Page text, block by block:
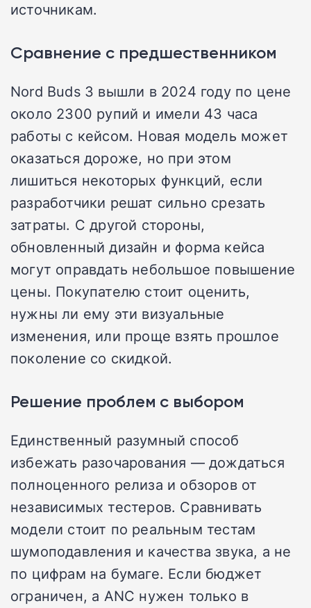
источникам.
Сравнение с предшественником
Nord Buds 3 вышли в 2024 году по цене
около 2300 рупий и имели 43 часа
работы с кейсом. Новая модель может
оказаться дороже, но при этом
лишиться некоторых функций, если
разработчики решат сильно срезать
затраты. С другой стороны,
обновленный дизайн и форма кейса
могут оправдать небольшое повышение
цены. Покупателю стоит оценить,
нужны ли ему эти визуальные
изменения, или проще взять прошлое
поколение со скидкой.
Решение проблем с выбором
Единственный разумный способ
избежать разочарования — дождаться
полноценного релиза и обзоров от
независимых тестеров. Сравнивать
модели стоит по реальным тестам
шумоподавления и качества звука, а не
по цифрам на бумаге. Если бюджет
ограничен, а ANC нужен только в